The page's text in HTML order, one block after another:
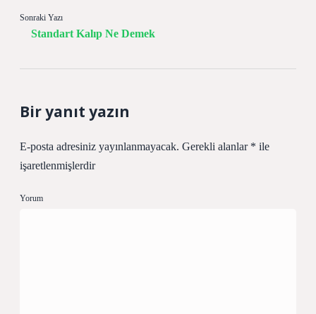
Sonraki Yazı
Standart Kalıp Ne Demek
Bir yanıt yazın
E-posta adresiniz yayınlanmayacak. Gerekli alanlar * ile
işaretlenmişlerdir
Yorum